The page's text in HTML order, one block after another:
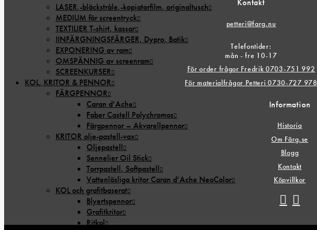
LASER,-bläckstråle,-kopiatorfilm, oríginaltusch
MEDIUM för screentryck
TEXTILIER T-shirt, kassar
IINFÄRGNINGSFÄRGER, Dypro, Batik
EXPONERING av ram
OMSPÄNNIG av screenram
SCREENKURSER
KOL, KRITOR & PENNOR
FÄRGPENNOR
Caran d’Ache
Faber Castell Polychromos
Färgpennor – Akvarellpennor
KRITOR olje-pastell-vax
Oljepastell
Sennelier Oil Stick
Torrpastell, Softpastell
Vattenlösliga kritor Caran d’Ache NeoColor
KOL och grafitbaserat
Blyertspennor
Grafitkritor
Ritkol
Kontakt
petteri@farg.nu
Telefontider:
mån - fre 10-17
För order frågor Fredrik 0703-751 992
För materialfrågor Petteri 0730-727 978
Information
Historia
Om Färg.se
Blogg
Kontakt
Köpvillkor